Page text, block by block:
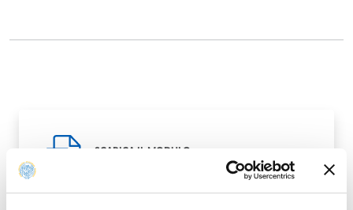
SCARICA IL MODULO